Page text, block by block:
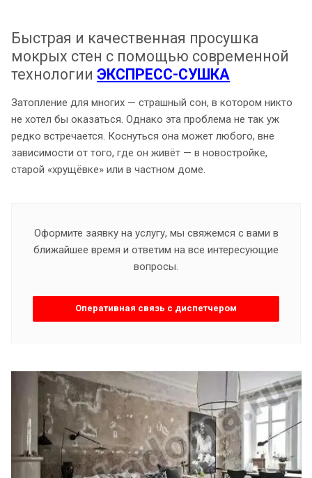
Быстрая и качественная просушка
мокрых стен с помощью современной
технологии ЭКСПРЕСС-СУШКА
Затопление для многих — страшный сон, в котором никто
не хотел бы оказаться. Однако эта проблема не так уж
редко встречается. Коснуться она может любого, вне
зависимости от того, где он живёт — в новостройке,
старой «хрущёвке» или в частном доме.
Оформите заявку на услугу, мы свяжемся с вами в
ближайшее время и ответим на все интересующие
вопросы.
Оперативная связь с диспетчером